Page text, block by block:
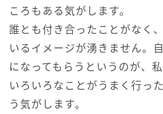
ころもある気がします。
誰とも付き合ったことがなく
いるイメージが湧きません。
になってもらうというのが、
いろいろなことがうまく行っ
う気がします。